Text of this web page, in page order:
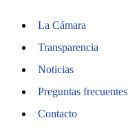
La Cámara
Transparencia
Noticias
Preguntas frecuentes
Contacto